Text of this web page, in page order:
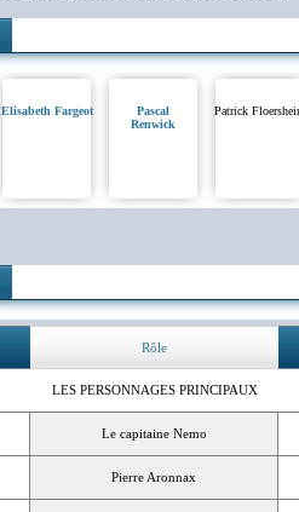
Elisabeth Fargeot
Pascal
Renwick
Patrick
Rôle
LES PERSONNAGES PRINCIPAUX
Le capitaine Nemo
Pierre Aronnax